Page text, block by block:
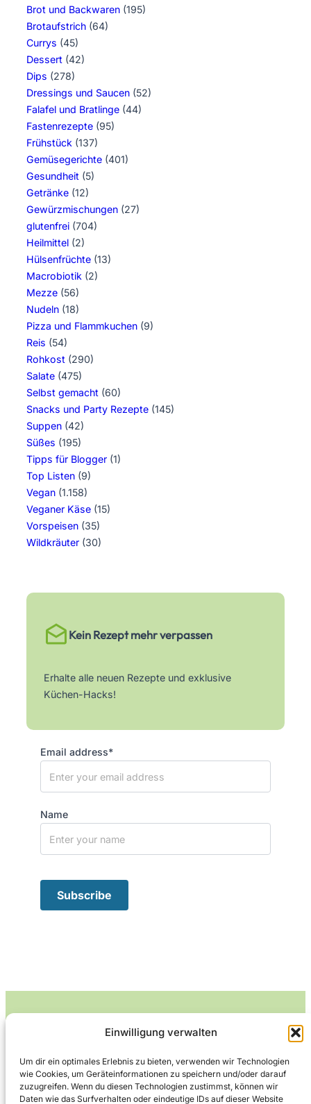
Einwilligung verwalten
Um dir ein optimales Erlebnis zu bieten, verwenden wir Technologien
wie Cookies, um Geräteinformationen zu speichern und/oder darauf
zuzugreifen. Wenn du diesen Technologien zustimmst, können wir
Daten wie das Surfverhalten oder eindeutige IDs auf dieser Website
Brot und Backwaren (195)
Brotaufstrich (64)
Currys (45)
Dessert (42)
Dips (278)
Dressings und Saucen (52)
Falafel und Bratlinge (44)
Fastenrezepte (95)
Frühstück (137)
Gemüsegerichte (401)
Gesundheit (5)
Getränke (12)
Gewürzmischungen (27)
glutenfrei (704)
Heilmittel (2)
Hülsenfrüchte (13)
Macrobiotik (2)
Mezze (56)
Nudeln (18)
Pizza und Flammkuchen (9)
Reis (54)
Rohkost (290)
Salate (475)
Selbst gemacht (60)
Snacks und Party Rezepte (145)
Suppen (42)
Süßes (195)
Tipps für Blogger (1)
Top Listen (9)
Vegan (1.158)
Veganer Käse (15)
Vorspeisen (35)
Wildkräuter (30)
Kein Rezept mehr verpassen
Erhalte alle neuen Rezepte und exklusive
Küchen-Hacks!
Email address*
Name
Leckerlife
Lecker essen – gesund leben.